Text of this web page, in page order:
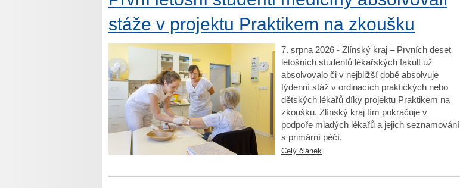
stáže v projektu Praktikem na zkoušku
7. srpna 2026 - Zlínský kraj – Prvních deset
letošních studentů lékařských fakult už
absolvovalo či v nejbližší době absolvuje
týdenní stáž v ordinacích praktických nebo
dětských lékařů díky projektu Praktikem na
zkoušku. Zlínský kraj tím pokračuje v
podpoře mladých lékařů a jejich seznamování
s primární péčí.
Celý článek